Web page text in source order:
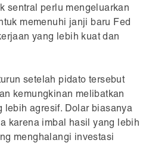
sentral perlu mengeluarkan
memenuhi janji baru Fed
yang lebih kuat dan
setelah pidato tersebut
kemungkinan melibatkan
lebih agresif. Dolar biasanya
karena imbal hasil yang lebih
menghalangi investasi